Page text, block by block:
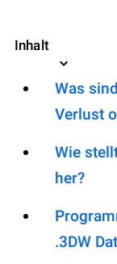
Inhalt
Was
Verlust
Wie
her?
.3DW